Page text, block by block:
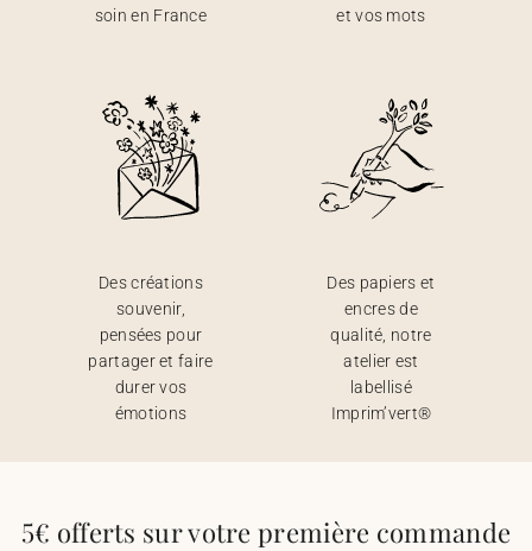
soin en France
et vos mots
Des créations
souvenir,
pensées pour
partager et faire
durer vos
émotions
Des papiers et
encres de
qualité, notre
atelier est
labellisé
Imprim’vert®
5€ offerts sur votre première commande